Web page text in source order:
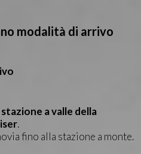
modalità di arrivo
stazione a valle della
.
fino alla stazione a monte.